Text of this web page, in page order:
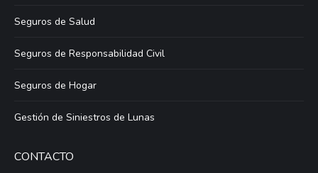
Seguros de Salud
Seguros de Responsabilidad Civil
Seguros de Hogar
Gestión de Siniestros de Lunas
CONTACTO